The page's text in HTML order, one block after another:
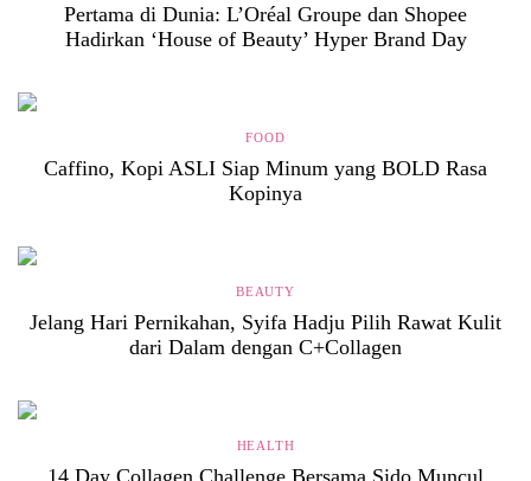
Pertama di Dunia: L’Oréal Groupe dan Shopee
Hadirkan ‘House of Beauty’ Hyper Brand Day
FOOD
Caffino, Kopi ASLI Siap Minum yang BOLD Rasa
Kopinya
BEAUTY
Jelang Hari Pernikahan, Syifa Hadju Pilih Rawat Kulit
dari Dalam dengan C+Collagen
HEALTH
14 Day Collagen Challenge Bersama Sido Muncul